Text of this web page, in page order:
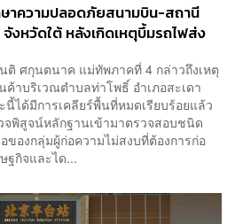
าความปลอดภัยสนามบิน-สถานี
งหวัดใต้ หลังเกิดเหตุบึ้มรถไฟส่ง
ศกุนตนาค แม่ทัพภาคที่ 4 กล่าวถึงเหตุ
าบริเวณตำบลท่าโพธิ์ อำเภอสะเดา
ได้มีการเคลียร์พื้นที่หมดเรียบร้อยแล้ว
จพิสูจน์หลักฐานเข้ามาตรวจสอบชนิด
ของกลุ่มผู้ก่อความไม่สงบที่ต้องการก่อ
ฐกิจและได...